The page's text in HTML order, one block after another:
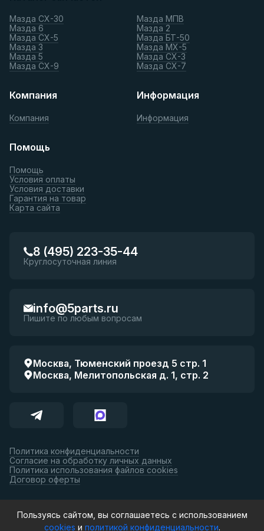
Мазда СХ-30
Мазда 6
Мазда СХ-5
Мазда 3
Мазда 5
Мазда СХ-9
Мазда МПВ
Мазда 2
Мазда БТ-50
Мазда МХ-5
Мазда СХ-3
Мазда СХ-7
Компания
Компания
Информация
Информация
Помощь
Помощь
Условия оплаты
Условия доставки
Гарантия на товар
Карта сайта
8 (495) 223-35-44
Круглосуточная линия
info@5parts.ru
Пишите по любым вопросам
Москва, Тюменский проезд 5 стр. 1
Москва, Мелитопольская д. 1, стр. 2
Политика конфиденциальности
Согласие на обработку личных данных
Политика использования файлов cookies
Договор оферты
Принимаем к оплате:
Пользуясь сайтом, вы соглашаетесь с использованием
cookies и политикой конфиденциальности.